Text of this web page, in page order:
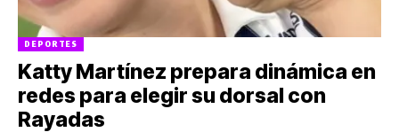
DEPORTES
Katty Martínez prepara dinámica en
redes para elegir su dorsal con
Rayadas